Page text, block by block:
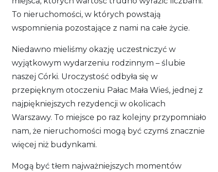
To nieruchomości, w których powstają
wspomnienia pozostające z nami na całe życie.
Niedawno mieliśmy okazję uczestniczyć w
wyjątkowym wydarzeniu rodzinnym – ślubie
naszej Córki. Uroczystość odbyła się w
przepięknym otoczeniu Pałac Mała Wieś, jednej z
najpiękniejszych rezydencji w okolicach
Warszawy. To miejsce po raz kolejny przypomniało
nam, że nieruchomości mogą być czymś znacznie
więcej niż budynkami.
Mogą być tłem najważniejszych momentów